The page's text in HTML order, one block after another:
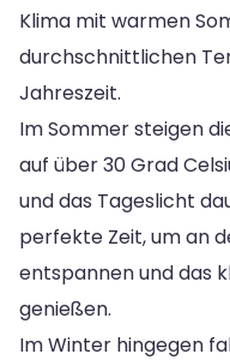
Klima mit warmen
durchschnittlichen
Jahreszeit.
Im Sommer steigen
auf über 30 Grad
und das Tageslicht
perfekte Zeit, um an
entspannen und das
genießen.
Im Winter hingegen